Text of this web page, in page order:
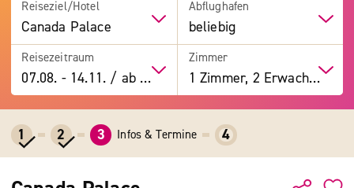
Reiseziel/Hotel
Canada Palace
Abflughafen
beliebig
Reisezeitraum
07.08. -14.11. / ab 7 Tage
Zimmer
1 Zimmer, 2 Erwachsene
1 2 3 Infos & Termine 4